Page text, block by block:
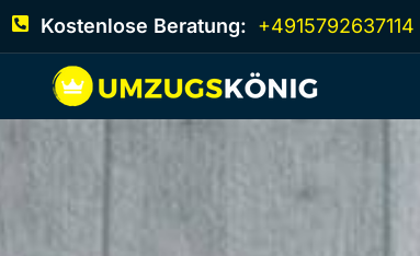
Kostenlose Beratung: +4915792637114